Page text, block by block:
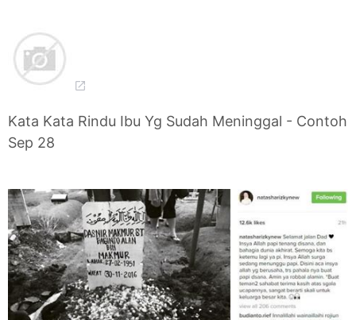
Kata Kata Rindu Ibu Yg Sudah Meninggal - Contoh
Sep 28